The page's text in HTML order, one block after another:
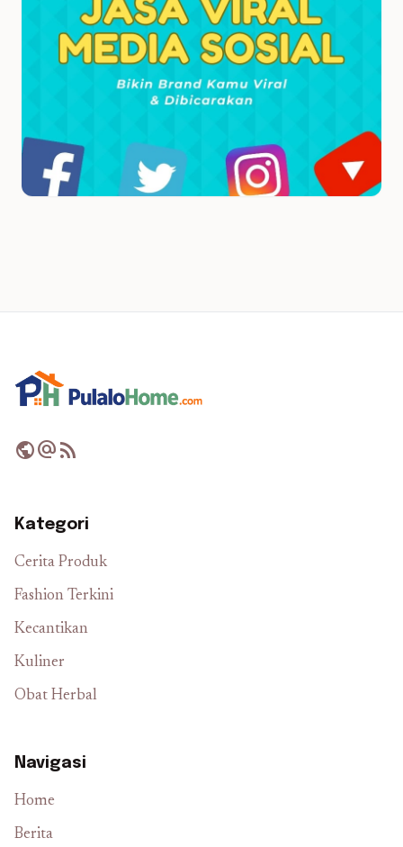
publicalternate_emailrss_feed
Kategori
Cerita Produk
Fashion Terkini
Kecantikan
Kuliner
Obat Herbal
Navigasi
Home
Berita